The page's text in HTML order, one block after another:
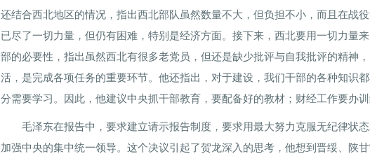
还结合西北地区的情况，指出西北部队虽然数量不大，但负担不小，而且在战
已尽了一切力量，但仍有困难，特别是经济方面。接下来，西北要用一切力量
部的必要性，指出虽然西北有很多老党员，但还是缺少批评与自我批评的精神
活，是完成各项任务的重要环节。他还指出，对于建设，我们干部的各种知识
分需要学习。因此，他建议中央抓干部教育，要配备好的教材；财经工作要办
毛泽东在报告中，要求建立请示报告制度，要求用最大努力克服无纪律状
加强中央的集中统一领导。这个决议引起了贺龙深入的思考，他想到晋绥、陕